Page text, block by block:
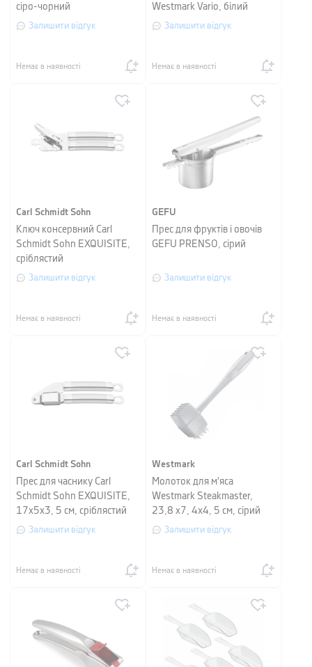
сіро-чорний
Залишити відгук
Немає в наявності
Westmark Vario, білий
Залишити відгук
Немає в наявності
Carl Schmidt Sohn
Ключ консервний Carl
Schmidt Sohn EXQUISITE,
сріблястий
Залишити відгук
Немає в наявності
GEFU
Прес для фруктів і овочів
GEFU PRENSO, сірий
Залишити відгук
Немає в наявності
Carl Schmidt Sohn
Прес для часнику Carl
Schmidt Sohn EXQUISITE,
17х5х3, 5 см, сріблястий
Залишити відгук
Немає в наявності
Westmark
Молоток для м'яса
Westmark Steakmaster,
23,8 x7, 4x4, 5 см, сірий
Залишити відгук
Немає в наявності